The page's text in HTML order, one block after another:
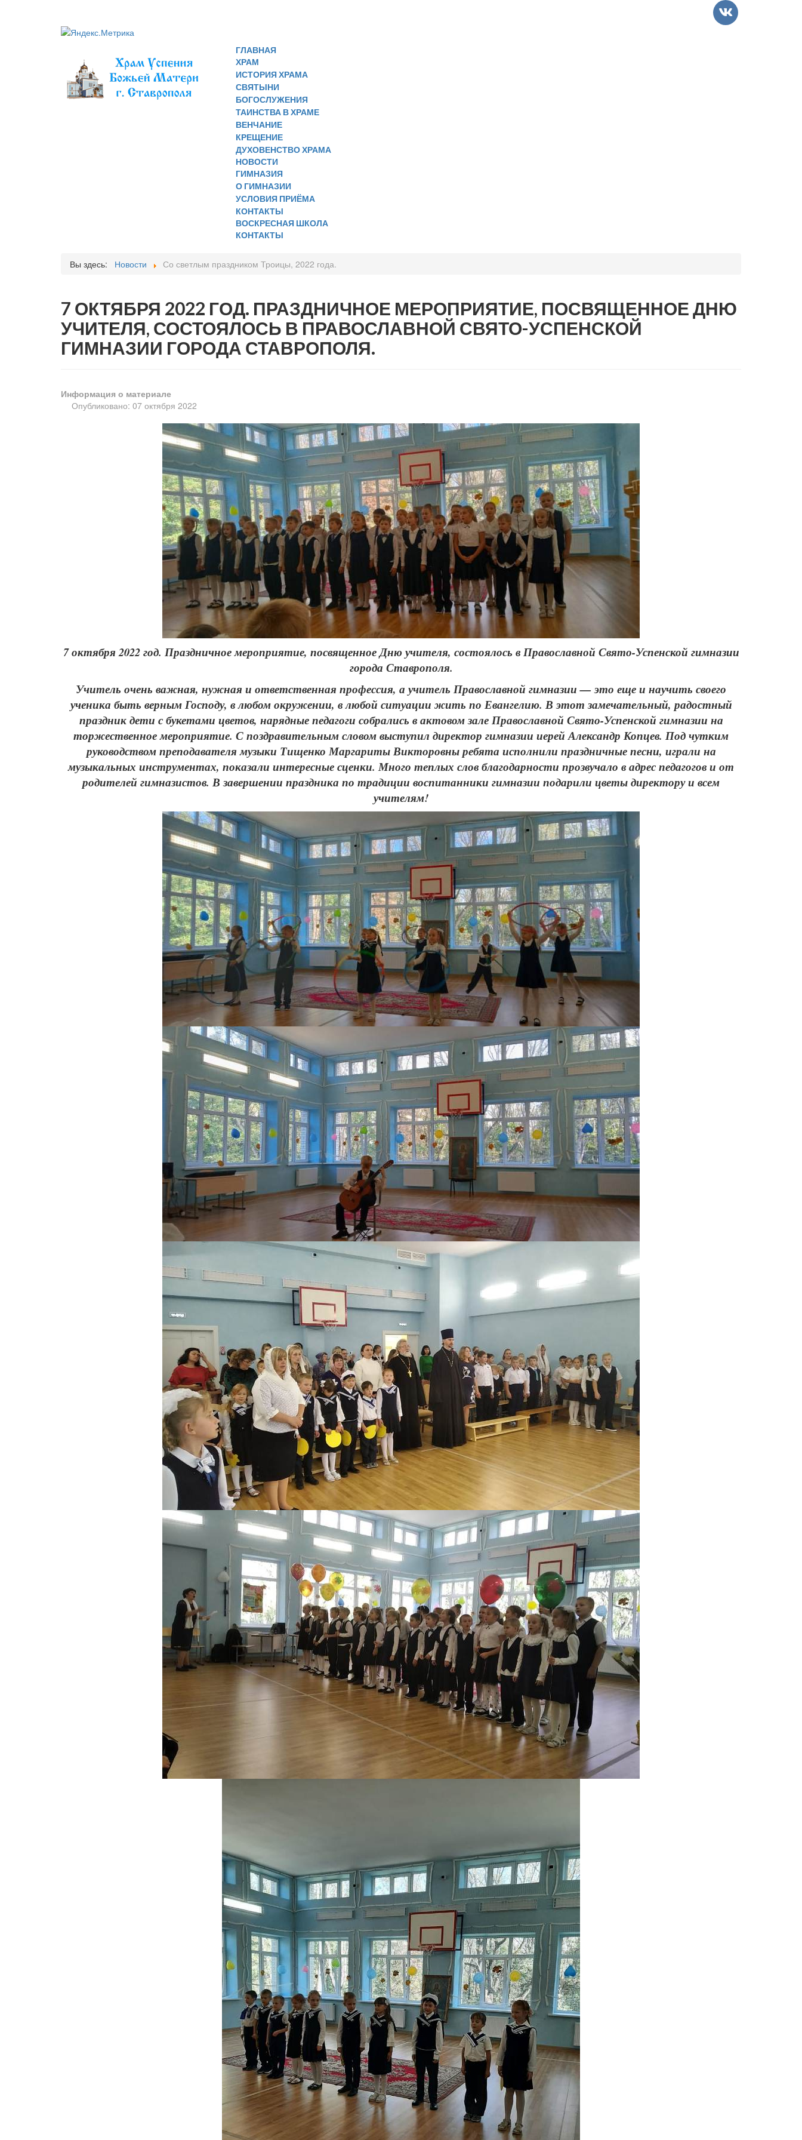
ГЛАВНАЯ
ХРАМ
ИСТОРИЯ ХРАМА
СВЯТЫНИ
БОГОСЛУЖЕНИЯ
ТАИНСТВА В ХРАМЕ
ВЕНЧАНИЕ
КРЕЩЕНИЕ
ДУХОВЕНСТВО ХРАМА
НОВОСТИ
ГИМНАЗИЯ
О ГИМНАЗИИ
УСЛОВИЯ ПРИЁМА
КОНТАКТЫ
ВОСКРЕСНАЯ ШКОЛА
КОНТАКТЫ
Вы здесь: Новости Со светлым праздником Троицы, 2022 года.
7 ОКТЯБРЯ 2022 ГОД. ПРАЗДНИЧНОЕ МЕРОПРИЯТИЕ, ПОСВЯЩЕННОЕ ДНЮ
УЧИТЕЛЯ, СОСТОЯЛОСЬ В ПРАВОСЛАВНОЙ СВЯТО-УСПЕНСКОЙ
ГИМНАЗИИ ГОРОДА СТАВРОПОЛЯ.
Информация о материале
Опубликовано: 07 октября 2022
7 октября 2022 год. Праздничное мероприятие, посвященное Дню учителя, состоялось в Православной Свято-Успенской гимназии
города Ставрополя.
Учитель очень важная, нужная и ответственная профессия, а учитель Православной гимназии — это еще и научить своего
ученика быть верным Господу, в любом окружении, в любой ситуации жить по Евангелию. В этот замечательный, радостный
праздник дети с букетами цветов, нарядные педагоги собрались в актовом зале Православной Свято-Успенской гимназии на
торжественное мероприятие. С поздравительным словом выступил директор гимназии иерей Александр Копцев. Под чутким
руководством преподавателя музыки Тищенко Маргариты Викторовны ребята исполнили праздничные песни, играли на
музыкальных инструментах, показали интересные сценки. Много теплых слов благодарности прозвучало в адрес педагогов и от
родителей гимназистов. В завершении праздника по традиции воспитанники гимназии подарили цветы директору и всем
учителям!